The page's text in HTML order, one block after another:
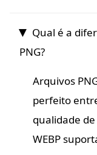
Qual é a
PNG?
Arquivos
perfeito
qualidade
WEBP